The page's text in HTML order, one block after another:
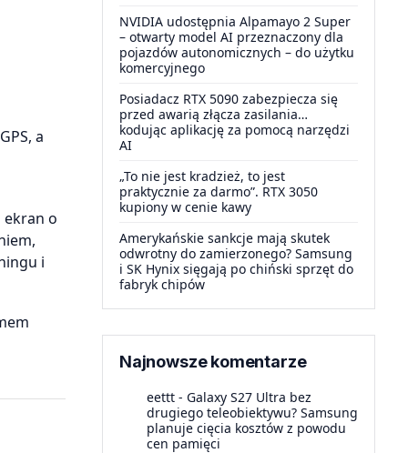
a
ekran o
i
NVIDIA udostępnia Alpamayo 2 Super
– otwarty model AI przeznaczony dla
pojazdów autonomicznych – do użytku
komercyjnego
Posiadacz RTX 5090 zabezpiecza się
przed awarią złącza zasilania…
kodując aplikację za pomocą narzędzi
AI
„To nie jest kradzież, to jest
praktycznie za darmo”. RTX 3050
kupiony w cenie kawy
Amerykańskie sankcje mają skutek
odwrotny do zamierzonego? Samsung
i SK Hynix sięgają po chiński sprzęt do
fabryk chipów
Najnowsze komentarze
eettt - Galaxy S27 Ultra bez
drugiego teleobiektywu? Samsung
planuje cięcia kosztów z powodu
cen pamięci